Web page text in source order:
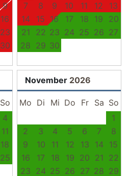
9
16
23
30
7
8 9 10 11 12
13
14
15 16 17 18 19
20
21
22 23 24 25 26 27
28 29 30
So
4
11
18
25
November 2026
Mo Di Mi Do Fr Sa So
1
2
3 4 5 6 7
8
9
10 11 12 13 14
15
16
17 18 19 20 21
22
23 24 25 26 27 28 29